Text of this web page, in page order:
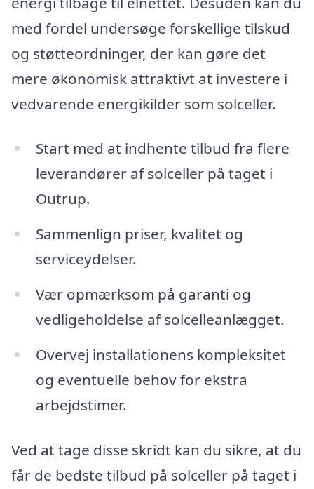
med fordel undersøge forskellige tilskud
og støtteordninger, der kan gøre det
mere økonomisk attraktivt at investere i
vedvarende energikilder som solceller.
Start med at indhente tilbud fra flere
leverandører af solceller på taget i
Outrup.
Sammenlign priser, kvalitet og
serviceydelser.
Vær opmærksom på garanti og
vedligeholdelse af solcelleanlægget.
Overvej installationens kompleksitet
og eventuelle behov for ekstra
arbejdstimer.
Ved at tage disse skridt kan du sikre, at du
får de bedste tilbud på solceller på taget i